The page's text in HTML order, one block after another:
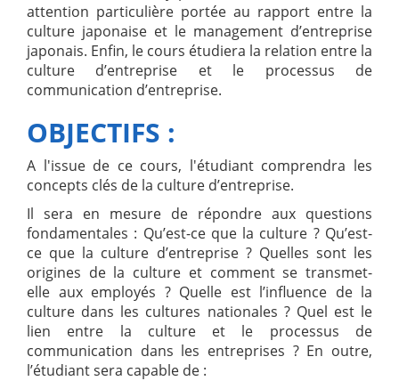
attention particulière portée au rapport entre la
culture japonaise et le management d’entreprise
japonais. Enfin, le cours étudiera la relation entre la
culture d’entreprise et le processus de
communication d’entreprise.
OBJECTIFS :
A l'issue de ce cours, l'étudiant comprendra les
concepts clés de la culture d’entreprise.
Il sera en mesure de répondre aux questions
fondamentales : Qu’est-ce que la culture ? Qu’est-
ce que la culture d’entreprise ? Quelles sont les
origines de la culture et comment se transmet-
elle aux employés ? Quelle est l’influence de la
culture dans les cultures nationales ? Quel est le
lien entre la culture et le processus de
communication dans les entreprises ? En outre,
l’étudiant sera capable de :